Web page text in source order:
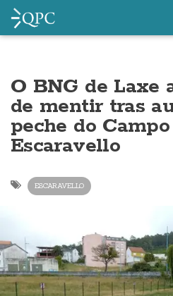
O BNG de Laxe
de mentir tras
peche do
Escaravello
ESCARAVELLO